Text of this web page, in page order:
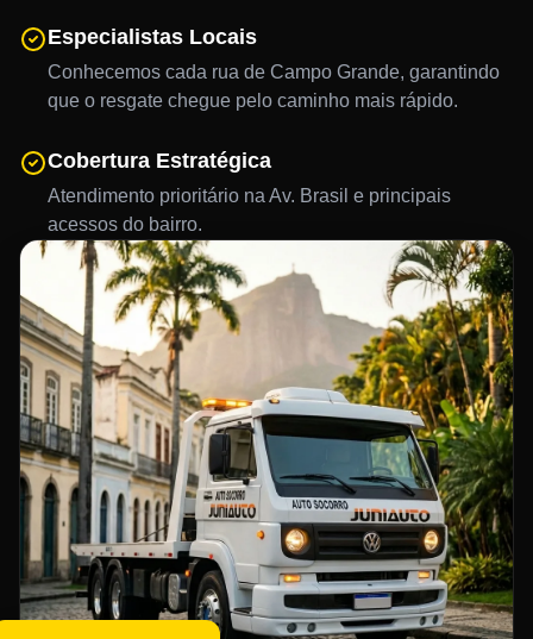
Especialistas Locais
Conhecemos cada rua de Campo Grande, garantindo
que o resgate chegue pelo caminho mais rápido.
Cobertura Estratégica
Atendimento prioritário na Av. Brasil e principais
acessos do bairro.